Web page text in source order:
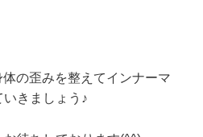
体の歪みを整えてインナーマ
きましょう♪